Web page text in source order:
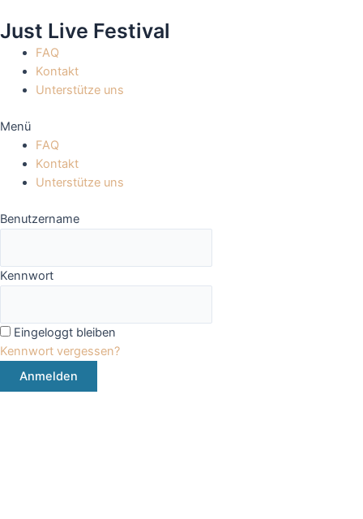
Inhalt
springen
Just Live Festival
FAQ
Kontakt
Unterstütze uns
Menü
FAQ
Kontakt
Unterstütze uns
Benutzername
Kennwort
Eingeloggt bleiben
Kennwort vergessen?